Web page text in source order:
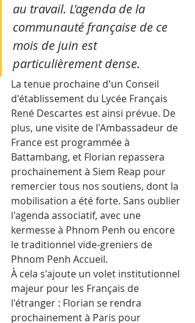
au travail. L'agenda de la
communauté française de ce
mois de juin est
particulièrement dense.
La tenue prochaine d'un Conseil
d'établissement du Lycée Français
René Descartes est ainsi prévue. De
plus, une visite de l'Ambassadeur de
France est programmée à
Battambang, et Florian repassera
prochainement à Siem Reap pour
remercier tous nos soutiens, dont la
mobilisation a été forte. Sans oublier
l'agenda associatif, avec une
kermesse à Phnom Penh ou encore
le traditionnel vide-greniers de
Phnom Penh Accueil.
À cela s'ajoute un volet institutionnel
majeur pour les Français de
l'étranger : Florian se rendra
prochainement à Paris pour